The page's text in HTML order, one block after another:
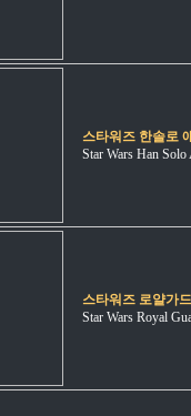
스타워즈 한솔로
Star Wars Han Solo
스타워즈 로얄가
Star Wars Royal